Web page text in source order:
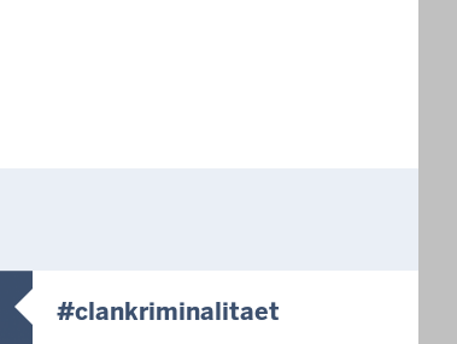
#clankriminalitaet